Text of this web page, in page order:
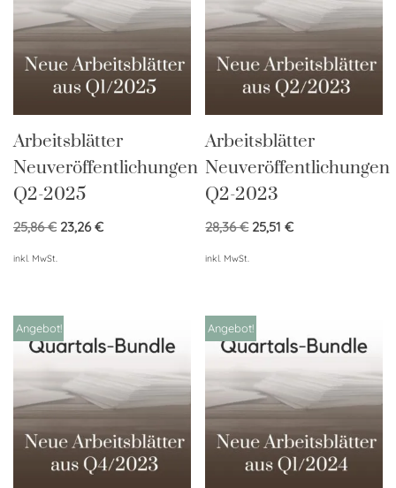
Arbeitsblätter
Neuveröffentlichungen
Q2-2025
25,86€ 23,26€
inkl. MwSt.
Arbeitsblätter
Neuveröffentlichungen
Q2-2023
28,36€ 25,51€
inkl. MwSt.
Angebot! Angebot!